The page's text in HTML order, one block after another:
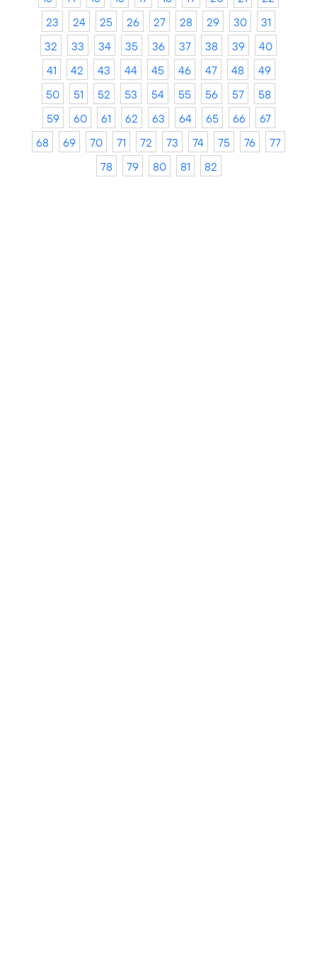
23
24 25 26 27 28 29 30
31
32
33 34 35 36 37 38 39
40
41
42 43 44 45 46 47 48
49
50
51 52 53 54 55 56 57
58
59
60 61 62 63 64 65 66
67
68
69 70 71 72 73 74 75 76
77
78
79 80 81 82